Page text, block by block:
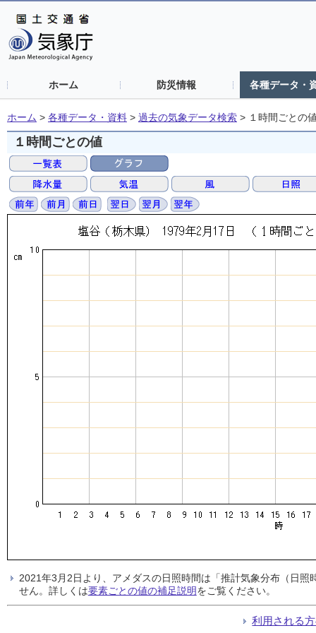
ホーム 防災情報 各種データ・
ホーム > 各種データ・資料 > 過去の気象データ検索 > １時間ごとの
１時間ごとの値
2021年3月2日より、アメダスの日照時間は「推計気象分布（日
せん。詳しくは要素ごとの値の補足説明をご覧ください。
利用される